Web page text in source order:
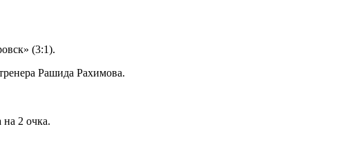
(3:1).
Рашида Рахимова.
на 2 очка.